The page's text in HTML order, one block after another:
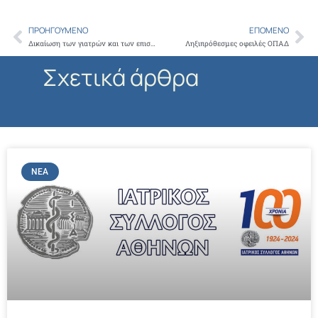
Prev
ΠΡΟΗΓΟΎΜΕΝΟ
Δικαίωση των γιατρών και των επιστημόνων από το ΣτΕ για το Ασφαλιστικό
ΕΠΌΜΕΝΟ
Ληξιπρόθεσμες οφειλές ΟΠΑΔ
Σχετικά άρθρα
ΝΈΑ